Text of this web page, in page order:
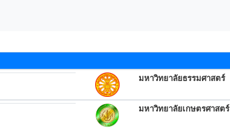
มหาวิทยาลัยธรรมศาสตร์
มหาวิทยาลัยเกษตรศาสตร์